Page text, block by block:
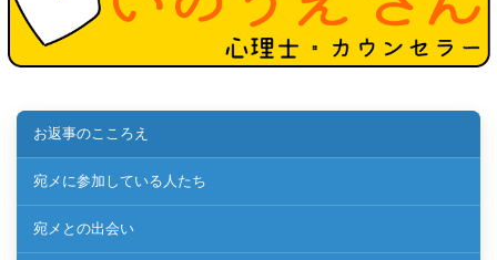
お返事のこころえ
宛メに参加している人たち
宛メとの出会い